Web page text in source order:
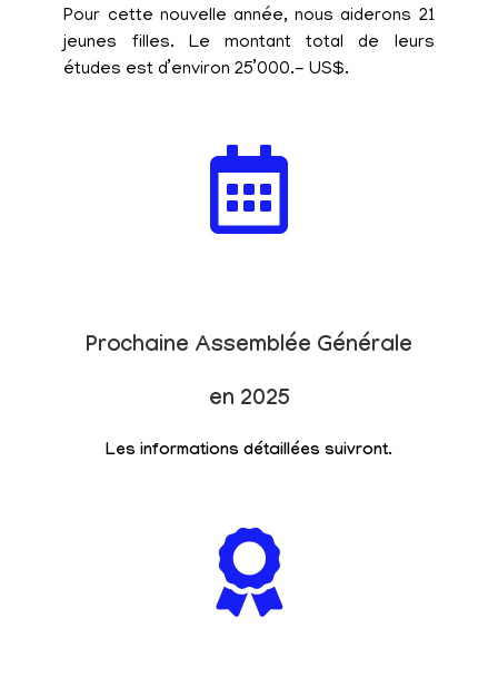
Pour cette nouvelle année, nous aiderons 21
jeunes filles. Le montant total de leurs
études est d’environ 25’000.- US$.
Prochaine Assemblée Générale
en 2025
Les informations détaillées suivront.